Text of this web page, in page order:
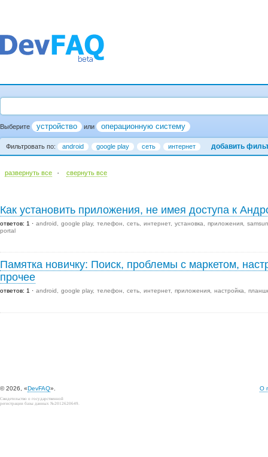
Выберите устройство или операционную систему
Фильтровать по: android google play сеть интернет добавить
развернуть все · cвернуть все
Как установить приложения, не имея доступа к
ответов: 1 android google play телефон сеть интернет установка приложения
portal
Памятка новичку: Поиск, проблемы с маркетом,
прочее
ответов: 1 android google play телефон сеть интернет приложения настройка
© 2026, «DevFAQ». О
Свидетельство о государственной
регистрации базы данных №2012620649.